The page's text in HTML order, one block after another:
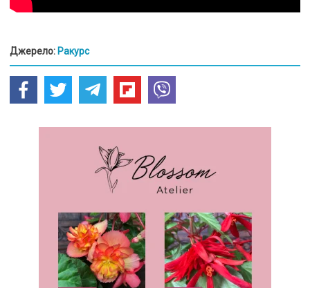
Джерело: Ракурс